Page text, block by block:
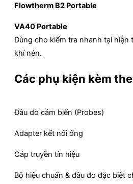
Flowtherm B2 Portable
VA40 Portable
Dùng cho kiểm tra nhanh tại
khí nén.
Các phụ kiện kèm
Đầu dò cảm biến (Probes)
Adapter kết nối ống
Cáp truyền tín hiệu
Bộ hiệu chuẩn & đầu đo đặc biệt